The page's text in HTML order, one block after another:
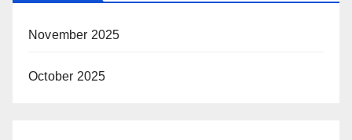
November 2025
October 2025